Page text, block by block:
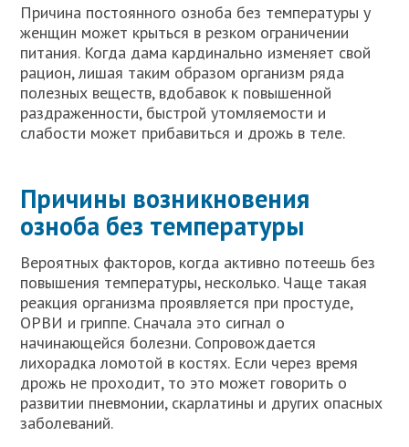
Причина постоянного озноба без температуры у
женщин может крыться в резком ограничении
питания. Когда дама кардинально изменяет свой
рацион, лишая таким образом организм ряда
полезных веществ, вдобавок к повышенной
раздраженности, быстрой утомляемости и
слабости может прибавиться и дрожь в теле.
Причины возникновения
озноба без температуры
Вероятных факторов, когда активно потеешь без
повышения температуры, несколько. Чаще такая
реакция организма проявляется при простуде,
ОРВИ и гриппе. Сначала это сигнал о
начинающейся болезни. Сопровождается
лихорадка ломотой в костях. Если через время
дрожь не проходит, то это может говорить о
развитии пневмонии, скарлатины и других опасных
заболеваний.